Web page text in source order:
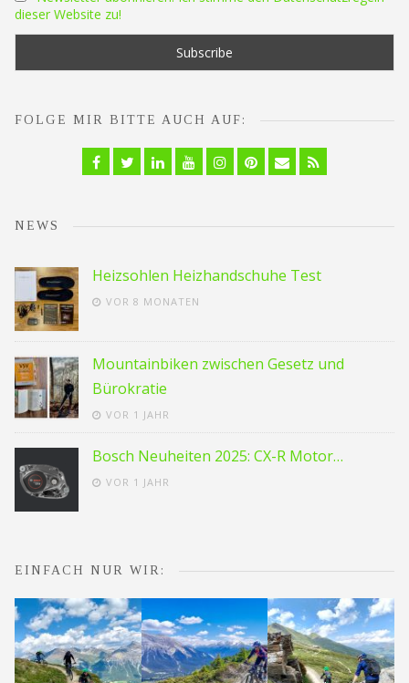
dieser Website zu!
FOLGE MIR BITTE AUCH AUF:
Facebook
TwitterLinkedinYouTubeInstagram
PinterestEmailRSS
NEWS
Heizsohlen Heizhandschuhe Test
VOR 8 MONATEN
Mountainbiken zwischen Gesetz und
Bürokratie
VOR 1 JAHR
Bosch Neuheiten 2025: CX-R Motor…
VOR 1 JAHR
EINFACH NUR WIR: